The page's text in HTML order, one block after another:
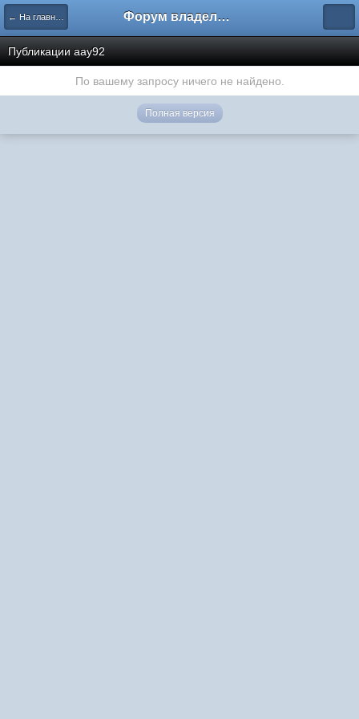
← На главную Форум владельцев интернет-магазинов
Публикации aay92
По вашему запросу ничего не найдено.
Полная версия